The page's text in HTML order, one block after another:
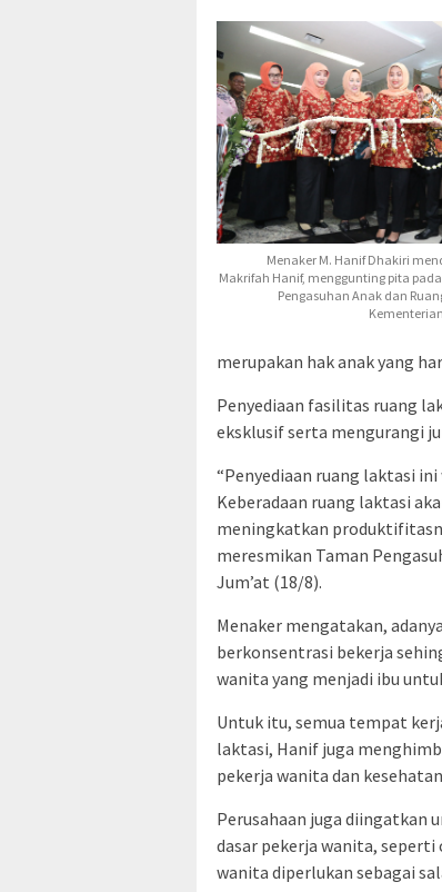
Menaker M. Hanif Dhakiri
Makrifah Hanif, menggunting pita
Pengasuhan Anak dan
merupakan hak anak yang
Penyediaan fasilitas ruang
eksklusif serta mengurangi
“Penyediaan ruang laktasi
Keberadaan ruang laktasi
meningkatkan
meresmikan Taman
Jum’at (18/8).
Menaker mengatakan,
berkonsentrasi bekerja
wanita yang menjadi ibu
Untuk itu, semua tempat
laktasi, Hanif juga
pekerja wanita dan
Perusahaan juga diingatkan
dasar pekerja wanita,
wanita diperlukan sebagai